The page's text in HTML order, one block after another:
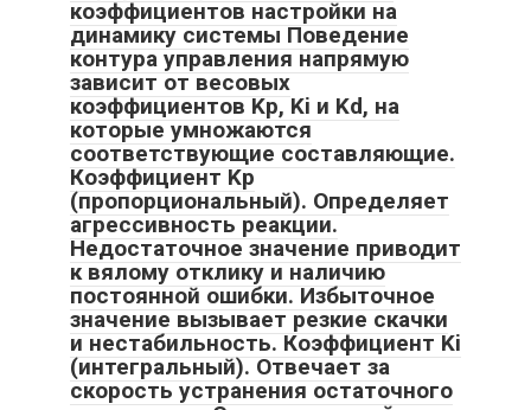
коэффициентов настройки на
динамику системы Поведение
контура управления напрямую
зависит от весовых
коэффициентов Kp, Ki и Kd, на
которые умножаются
соответствующие составляющие.
Коэффициент Kp
(пропорциональный). Определяет
агрессивность реакции.
Недостаточное значение приводит
к вялому отклику и наличию
постоянной ошибки. Избыточное
значение вызывает резкие скачки
и нестабильность. Коэффициент Ki
(интегральный). Отвечает за
скорость устранения остаточного